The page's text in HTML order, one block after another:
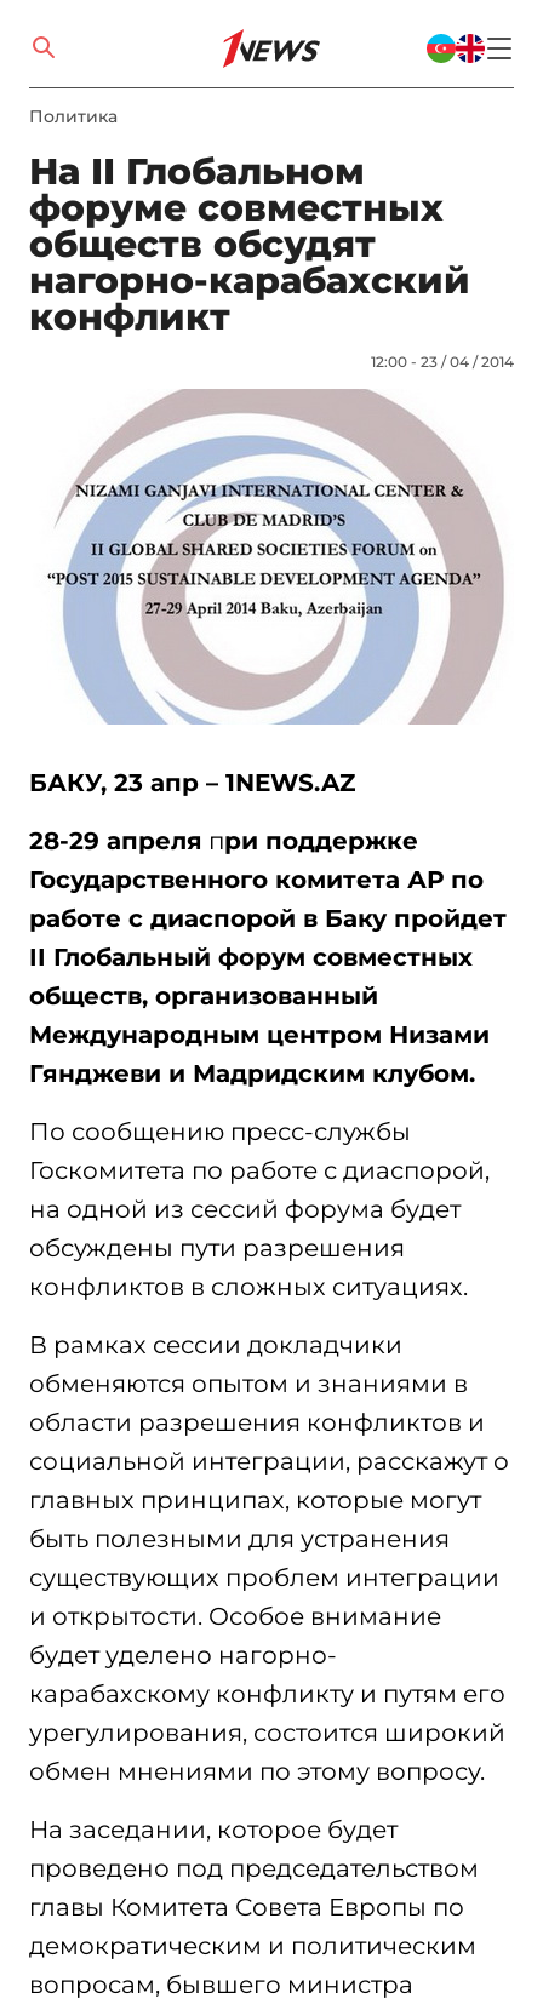
Политика
На II Глобальном
форуме совместных
обществ обсудят
нагорно-карабахский
конфликт
12:00 - 23 / 04 / 2014
БАКУ, 23 апр – 1NEWS.AZ
28-29 апреля при поддержке
Государственного комитета АР по
работе с диаспорой в Баку пройдет
II Глобальный форум совместных
обществ, организованный
Международным центром Низами
Гянджеви и Мадридским клубом.
По сообщению пресс-службы
Госкомитета по работе с диаспорой,
на одной из сессий форума будет
обсуждены пути разрешения
конфликтов в сложных ситуациях.
В рамках сессии докладчики
обменяются опытом и знаниями в
области разрешения конфликтов и
социальной интеграции, расскажут о
главных принципах, которые могут
быть полезными для устранения
существующих проблем интеграции
и открытости. Особое внимание
будет уделено нагорно-
карабахскому конфликту и путям его
урегулирования, состоится широкий
обмен мнениями по этому вопросу.
На заседании, которое будет
проведено под председательством
главы Комитета Совета Европы по
демократическим и политическим
вопросам, бывшего министра